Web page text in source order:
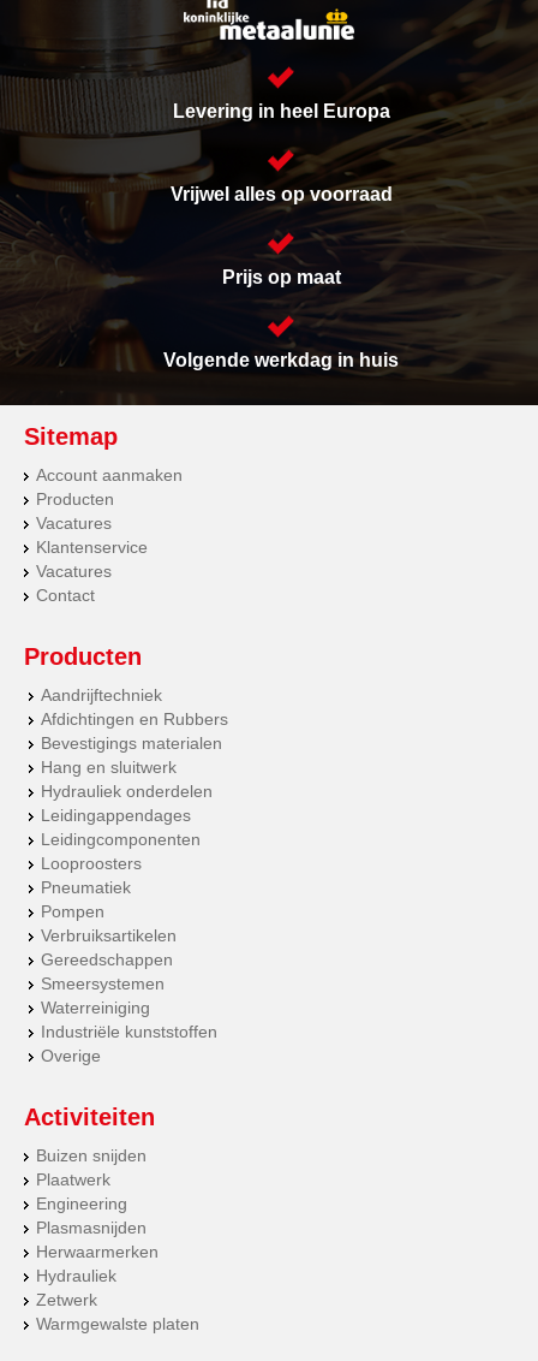
Levering in heel Europa
Vrijwel alles op voorraad
Prijs op maat
Volgende werkdag in huis
Sitemap
Account aanmaken
Producten
Vacatures
Klantenservice
Vacatures
Contact
Producten
Aandrijftechniek
Afdichtingen en Rubbers
Bevestigings materialen
Hang en sluitwerk
Hydrauliek onderdelen
Leidingappendages
Leidingcomponenten
Looproosters
Pneumatiek
Pompen
Verbruiksartikelen
Gereedschappen
Smeersystemen
Waterreiniging
Industriële kunststoffen
Overige
Activiteiten
Buizen snijden
Plaatwerk
Engineering
Plasmasnijden
Herwaarmerken
Hydrauliek
Zetwerk
Warmgewalste platen